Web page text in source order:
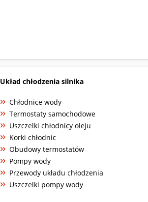
Układ chłodzenia silnika
Chłodnice wody
Termostaty samochodowe
Uszczelki chłodnicy oleju
Korki chłodnic
Obudowy termostatów
Pompy wody
Przewody układu chłodzenia
Uszczelki pompy wody